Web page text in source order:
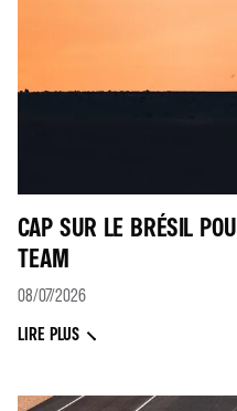
CAP SUR LE BRÉSIL
TEAM
08/07/2026
LIRE PLUS